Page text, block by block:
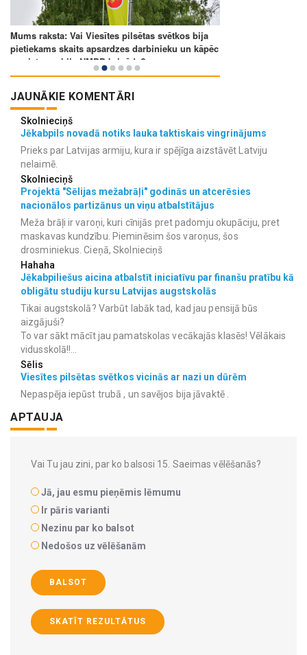
JAUNĀKIE KOMENTĀRI
Skolnieciņš
Jēkabpils novadā notiks lauka taktiskais vingrinājums
Prieks par Latvijas armiju, kura ir spējīga aizstāvēt Latviju
nelaimē.
Skolnieciņš
Projektā "Sēlijas mežabrāļi" godinās un atcerēsies
nacionālos partizānus un viņu atbalstītājus
Meža brāļi ir varoņi, kuri cīnijās pret padomju okupāciju, pret
maskavas kundzību. Pieminēsim šos varoņus, šos
drosminiekus. Cieņā, Skolnieciņš
Hahaha
Jēkabpiliešus aicina atbalstīt iniciatīvu par finanšu pratību kā
obligātu studiju kursu Latvijas augstskolās
Tikai augstskolā? Varbūt labāk tad, kad jau pensijā būs
aizgājuši?
To var sākt mācīt jau pamatskolas vecākajās klasēs! Vēlākais
vidusskolā!!...
Sēlis
Viesītes pilsētas svētkos vicinās ar nazi un dūrēm
Nepaspēja iepūst trubā , un savējos bija jāvaktē .
APTAUJA
Vai Tu jau zini, par ko balsosi 15. Saeimas vēlēšanās?
Jā, jau esmu pieņēmis lēmumu
Ir pāris varianti
Nezinu par ko balsot
Nedošos uz vēlēšanām
BALSOT
SKATĪT REZULTĀTUS